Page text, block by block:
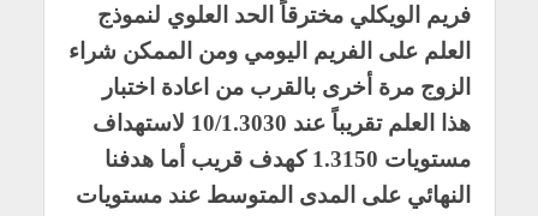
فريم الويكلي مخترقاً الحد العلوي لنموذج
العلم على الفريم اليومي ومن الممكن شراء
الزوج مرة أخرى بالقرب من اعادة اختبار
هذا العلم تقريباً عند 10/1.3030 لاستهداف
مستويات 1.3150 كهدف قريب أما هدفنا
النهائي على المدى المتوسط عند مستويات